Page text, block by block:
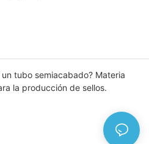
un tubo semiacabado? Materia
la producción de sellos.